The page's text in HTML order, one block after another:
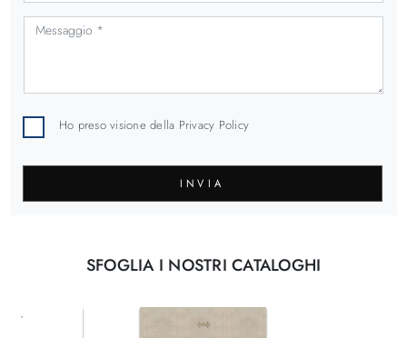
Ho preso visione della Privacy Policy
INVIA
SFOGLIA I NOSTRI CATALOGHI